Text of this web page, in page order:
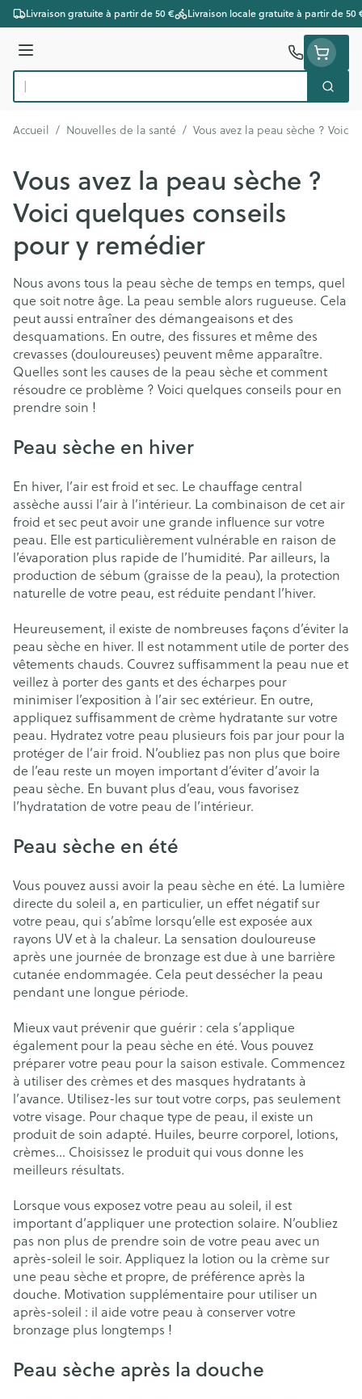
Aller au contenu
Livraison gratuite à partir de 50 € Livraison locale gratuite à partir de 50
Menu
Rechercher
Accueil / Nouvelles de la santé / Vous avez la peau sèche ?
Vous avez la peau sèche ?
Voici quelques conseils
pour y remédier
Nous avons tous la peau sèche de temps en temps, quel
que soit notre âge. La peau semble alors rugueuse. Cela
peut aussi entraîner des démangeaisons et des
desquamations. En outre, des fissures et même des
crevasses (douloureuses) peuvent même apparaître.
Quelles sont les causes de la peau sèche et comment
résoudre ce problème ? Voici quelques conseils pour en
prendre soin !
Peau sèche en hiver
En hiver, l’air est froid et sec. Le chauffage central
assèche aussi l’air à l’intérieur. La combinaison de cet air
froid et sec peut avoir une grande influence sur votre
peau. Elle est particulièrement vulnérable en raison de
l’évaporation plus rapide de l’humidité. Par ailleurs, la
production de sébum (graisse de la peau), la protection
naturelle de votre peau, est réduite pendant l’hiver.
Heureusement, il existe de nombreuses façons d’éviter la
peau sèche en hiver. Il est notamment utile de porter des
vêtements chauds. Couvrez suffisamment la peau nue et
veillez à porter des gants et des écharpes pour
minimiser l’exposition à l’air sec extérieur. En outre,
appliquez suffisamment de crème hydratante sur votre
peau. Hydratez votre peau plusieurs fois par jour pour la
protéger de l’air froid. N’oubliez pas non plus que boire
de l’eau reste un moyen important d’éviter d’avoir la
peau sèche. En buvant plus d’eau, vous favorisez
l’hydratation de votre peau de l’intérieur.
Peau sèche en été
Vous pouvez aussi avoir la peau sèche en été. La lumière
directe du soleil a, en particulier, un effet négatif sur
votre peau, qui s’abîme lorsqu’elle est exposée aux
rayons UV et à la chaleur. La sensation douloureuse
après une journée de bronzage est due à une barrière
cutanée endommagée. Cela peut dessécher la peau
pendant une longue période.
Mieux vaut prévenir que guérir : cela s’applique
également pour la peau sèche en été. Vous pouvez
préparer votre peau pour la saison estivale. Commencez
à utiliser des crèmes et des masques hydratants à
l’avance. Utilisez-les sur tout votre corps, pas seulement
votre visage. Pour chaque type de peau, il existe un
produit de soin adapté. Huiles, beurre corporel, lotions,
crèmes... Choisissez le produit qui vous donne les
meilleurs résultats.
Lorsque vous exposez votre peau au soleil, il est
important d’appliquer une protection solaire. N’oubliez
pas non plus de prendre soin de votre peau avec un
après-soleil le soir. Appliquez la lotion ou la crème sur
une peau sèche et propre, de préférence après la
douche. Motivation supplémentaire pour utiliser un
après-soleil : il aide votre peau à conserver votre
bronzage plus longtemps !
Peau sèche après la douche